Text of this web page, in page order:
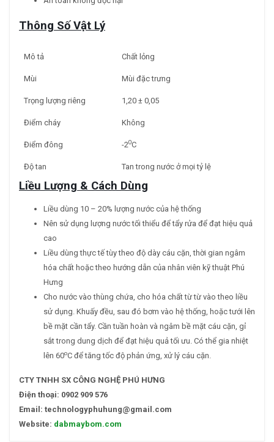
Thông Số Vật Lý
Mô tả Chất lỏng
Mùi Mùi đặc trưng
Trọng lượng riêng 1,20 ± 0,05
Điểm cháy Không
Điểm đông -20C
Độ tan Tan trong nước ở mọi tỷ lệ
Liều Lượng & Cách Dùng
Liều dùng 10 – 20% lượng nước của hệ thống
Nên sử dụng lượng nước tối thiểu để tẩy rửa để đạt hiệu quả
cao
Liều dùng thực tế tùy theo độ dày cáu cặn, thời gian ngâm
hóa chất hoặc theo hướng dẫn của nhân viên kỹ thuật Phú
Hưng
Cho nước vào thùng chứa, cho hóa chất từ từ vào theo liều
sử dụng. Khuấy đều, sau đó bơm vào hệ thống, hoặc tưới lên
bề mặt cần tẩy. Cần tuần hoàn và ngâm bề mặt cáu cặn, gỉ
sắt trong dung dịch để đạt hiệu quả tối ưu. Có thể gia nhiệt
lên 60oC để tăng tốc độ phản ứng, xử lý cáu cặn.
CTY TNHH SX CÔNG NGHỆ PHÚ HƯNG
Điện thoại: 0902 909 576
Email: technologyphuhung@gmail.com
Website: dabmaybom.com